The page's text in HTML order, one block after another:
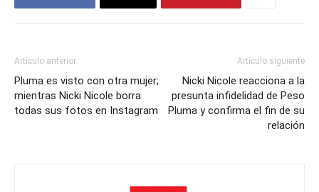
Artículo anterior
Pluma es visto con otra mujer;
mientras Nicki Nicole borra
todas sus fotos en Instagram
Artículo siguiente
Nicki Nicole reacciona a la
presunta infidelidad de Peso
Pluma y confirma el fin de su
relación